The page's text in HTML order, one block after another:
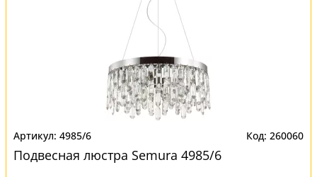
4985/6 260060
Подвесная люстра Semura 4985/6